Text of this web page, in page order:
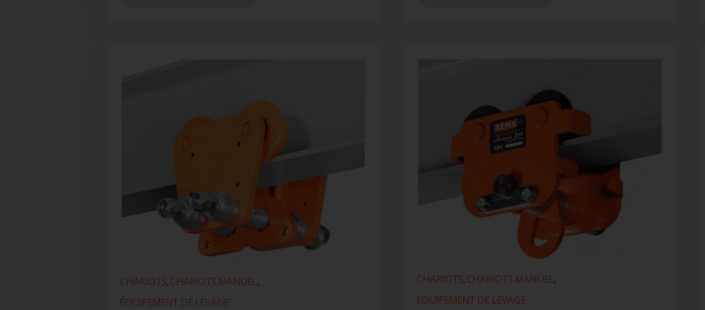
CHARIOTS,CHARIOTS MANUEL,
ÉQUIPEMENT DE LEVAGE
CHARIOTS,CHARIOTS MANUEL,
ÉQUIPEMENT DE LEVAGE